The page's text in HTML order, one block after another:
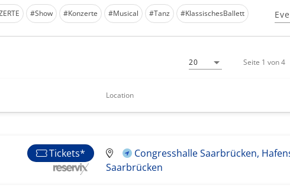
#Show #Konzerte #Musical #Tanz #KlassischesBallett
20 Seite 1 von 4
Location
Tickets*
Congresshalle Saarbrücken,
Saarbrücken